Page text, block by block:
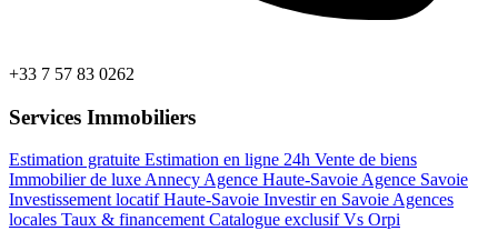
+33 7 57 83 0262
Services Immobiliers
Estimation gratuite Estimation en ligne 24h Vente de biens
Immobilier de luxe Annecy Agence Haute-Savoie Agence Savoie
Investissement locatif Haute-Savoie Investir en Savoie Agences
locales Taux & financement Catalogue exclusifVs Orpi